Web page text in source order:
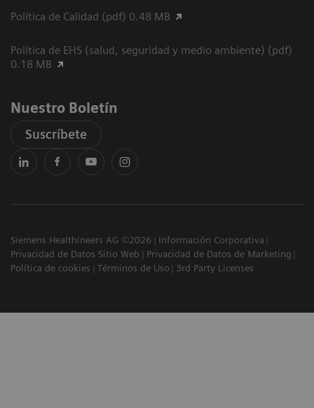
Política de Calidad (pdf) 0.48 MB
Política de EHS (salud, seguridad y medio ambiente) (pdf)
0.18 MB
Nuestro Boletín
Suscríbete
Siemens Healthineers AG ©2026
Información Corporativa
Privacidad de Datos Sitio Web
Privacidad de Datos de Marketing
Política de cookies
Términos de Uso 3rd Party Licenses